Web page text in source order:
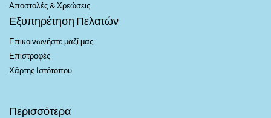
Αποστολές & Χρεώσεις
Εξυπηρέτηση Πελατών
Επικοινωνήστε μαζί μας
Επιστροφές
Χάρτης Ιστότοπου
Περισσότερα